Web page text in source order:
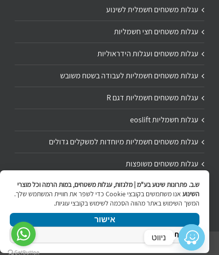
עגלות משטחים חשמלית לשינוע
עגלות משטחים חצי חשמליות
עגלות משטחים ועגלות הידראוליות
עגלות משטחים חשמליות לעבודה בשטח משובש
עגלות משטחים חשמליות דגם R
עגלות חשמליות eoslift
עגלות משטחים חשמליות מיוחדות למשקלים גדולים
עגלות משטחים משופצות
תיקון ושיפוץ עגלת משטחים
Copyright 2020 | All Rights Reserved | Powered by
ש.ב. פתרונות שינוע בע"מ | מלגזות, עגלות משטחים, במות הרמה וכל מוצרי
השינוע
אנו משתמשים בקובצי Cookie כדי לשפר את חוויית המשתמש שלך.
המשך השימוש באתר מהווה הסכמה לשימוש בקובצי עוגיות.
אישור
מדיניות הפרטיות
ניווט